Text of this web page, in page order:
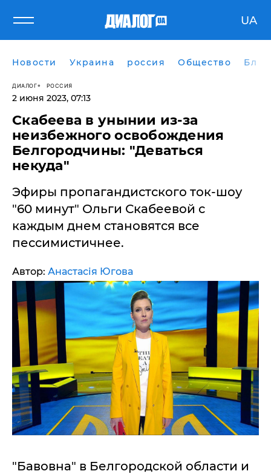
UA
Новости Украина россия Общество
ДИАЛОГ РОССИЯ
2 июня 2023, 07:13
Скабеева в унынии из-за
неизбежного освобождения
Белгородчины: "Деваться
некуда"
Эфиры пропагандистского ток-шоу
"60 минут" Ольги Скабеевой с
каждым днем становятся все
пессимистичнее.
Автор: Анастасія Югова
"Бавовна" в Белгородской области и